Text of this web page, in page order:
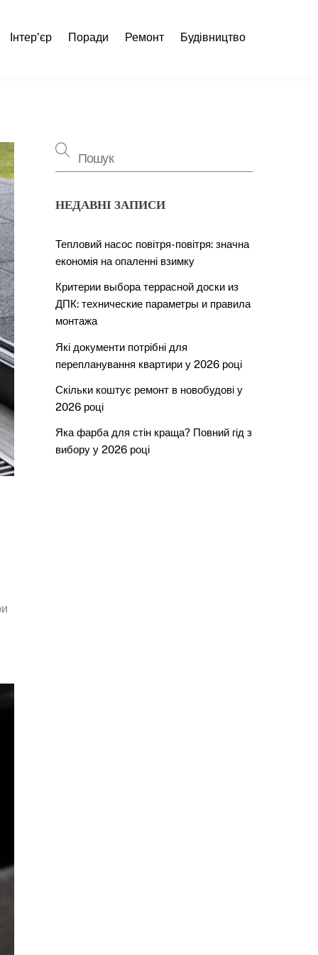
Інтер’єр Поради Ремонт Будівництво
НЕДАВНІ ЗАПИСИ
Тепловий насос повітря-повітря: значна
економія на опаленні взимку
Критерии выбора террасной доски из
ДПК: технические параметры и правила
монтажа
Які документи потрібні для
перепланування квартири у 2026 році
Скільки коштує ремонт в новобудові у
2026 році
Яка фарба для стін краща? Повний гід з
вибору у 2026 році